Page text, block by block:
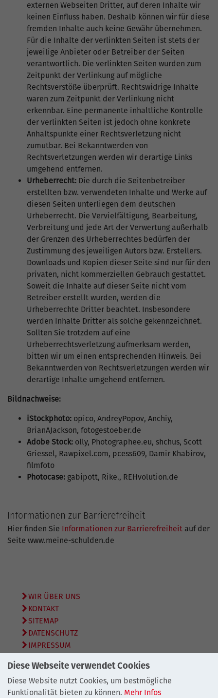
externen Webseiten Dritter, auf deren Inhalte wir
keinen Einfluss haben. Deshalb können wir für diese
fremden Inhalte auch keine Gewähr übernehmen.
Für die Inhalte der verlinkten Seiten ist stets der
jeweilige Anbieter oder Betreiber der Seiten
verantwortlich. Die verlinkten Seiten wurden zum
Zeitpunkt der Verlinkung auf mögliche
Rechtsverstöße überprüft. Rechtswidrige Inhalte
waren zum Zeitpunkt der Verlinkung nicht
erkennbar. Eine permanente inhaltliche Kontrolle
der verlinkten Seiten ist jedoch ohne konkrete
Anhaltspunkte einer Rechtsverletzung nicht
zumutbar. Bei Bekanntwerden von
Rechtsverletzungen werden wir derartige Links
umgehend entfernen.
Urheberrecht: Die durch die Seitenbetreiber
erstellten bzw. verwendeten Inhalte und Werke auf
diesen Seiten unterliegen dem deutschen
Urheberrecht. Die Vervielfältigung, Bearbeitung,
Verbreitung und jede Art der Verwertung außerhalb
der Grenzen des Urheberrechtes bedürfen der
Zustimmung des jeweiligen Autors bzw. Erstellers.
Downloads und Kopien dieser Seite sind nur für den
privaten, nicht kommerziellen Gebrauch gestattet.
Soweit die Inhalte auf dieser Seite nicht vom
Betreiber erstellt wurden, werden die
Urheberrechte Dritter beachtet. Insbesondere
werden Inhalte Dritter als solche gekennzeichnet.
Sollten Sie trotzdem auf eine
Urheberrechtsverletzung aufmerksam werden,
bitten wir um einen entsprechenden Hinweis. Bei
Bekanntwerden von Rechtsverletzungen werden wir
derartige Inhalte umgehend entfernen.
Bildnachweise:
iStockphoto: opico, AndreyPopov, Anchiy,
BrianAJackson, fotogestoeber.de
Adobe Stock: olly, Photographee.eu, shchus, Scott
Griessel, Rawpixel.com, pcess609, Damir Khabirov,
filmfoto
Photocase: gabipott, Rike., REHvolution.de
Informationen zur Barrierefreiheit
Hier finden Sie Informationen zur Barrierefreiheit auf der
Seite www.meine-schulden.de
WIR ÜBER UNS
KONTAKT
SITEMAP
DATENSCHUTZ
IMPRESSUM
© 2026Bundesarbeitsgemeinschaft Schuldnerberatung
e.V.
Diese Webseite verwendet Cookies
Diese Website nutzt Cookies, um bestmögliche
Funktionalität bieten zu können. Mehr Infos